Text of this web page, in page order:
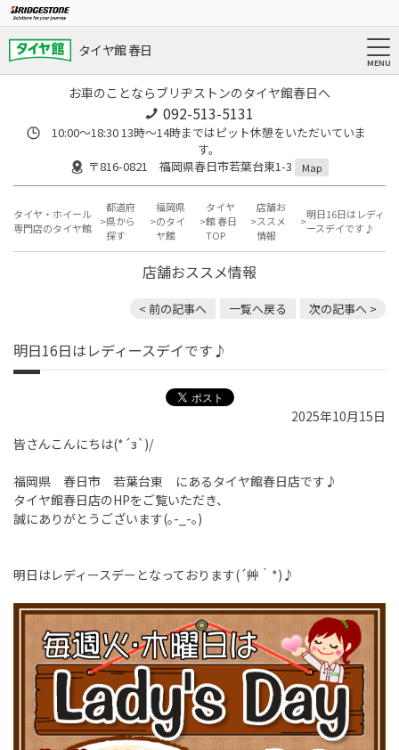
タイヤ館 春日
お車のことならブリヂストンのタイヤ館春日へ
092-513-5131
10:00～18:30 13時〜14時まではピット休憩をいただいていま
す。
〒816-0821 福岡県春日市若葉台東1-3
Map
タイヤ・ホイール
専門店のタイヤ館
都道府
県から
探す
福岡県
のタイ
ヤ館
タイヤ
館 春日
TOP
店舗お
ススメ
情報
明日16日はレディ
ースデイです♪
店舗おススメ情報
< 前の記事へ 一覧へ戻る 次の記事へ >
明日16日はレディースデイです♪
2025年10月15日
皆さんこんにちは(*´з`)/
福岡県 春日市 若葉台東 にあるタイヤ館春日店です♪
タイヤ館春日店のHPをご覧いただき、
誠にありがとうございます(｡-_-｡)
明日はレディースデーとなっております(´艸｀*)♪